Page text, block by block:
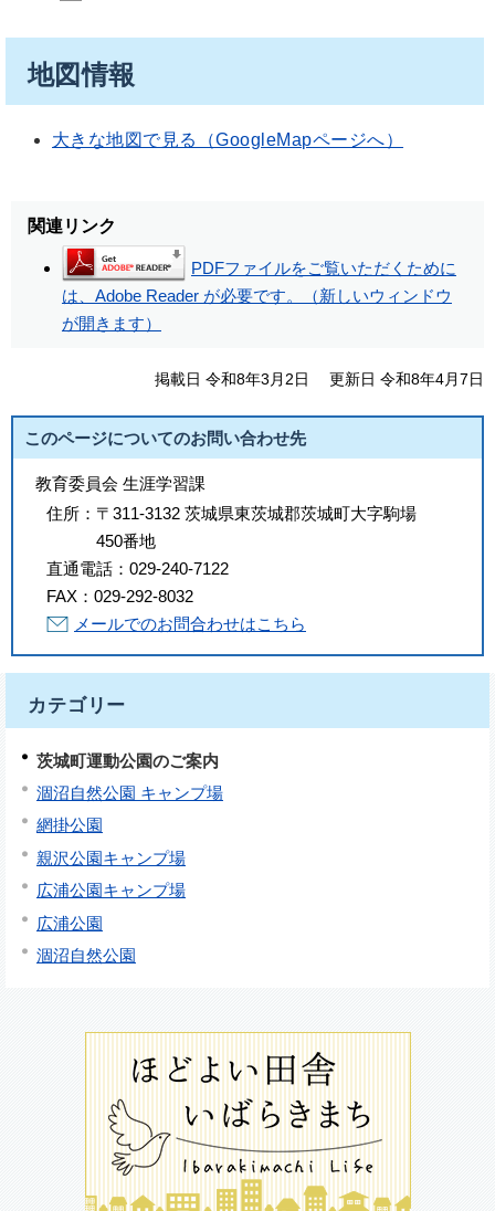
地図情報
大きな地図で見る（GoogleMapページへ）
関連リンク
PDFファイルをご覧いただくために
は、Adobe Reader が必要です。（新しいウィンドウ
が開きます）
掲載日 令和8年3月2日 更新日 令和8年4月7日
このページについてのお問い合わせ先
教育委員会 生涯学習課
住所： 〒311-3132 茨城県東茨城郡茨城町大字駒場
450番地
直通電話： 029-240-7122
FAX： 029-292-8032
メールでのお問合わせはこちら
カテゴリー
茨城町運動公園のご案内
涸沼自然公園 キャンプ場
網掛公園
親沢公園キャンプ場
広浦公園キャンプ場
広浦公園
涸沼自然公園